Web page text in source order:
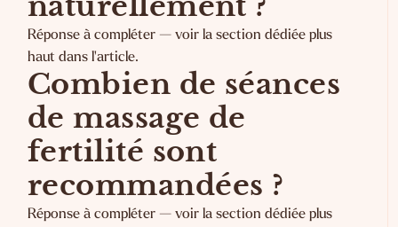
Réponse à compléter — voir la section dédiée plus
haut dans l'article.
Combien de séances
de massage de
fertilité sont
recommandées ?
Réponse à compléter — voir la section dédiée plus